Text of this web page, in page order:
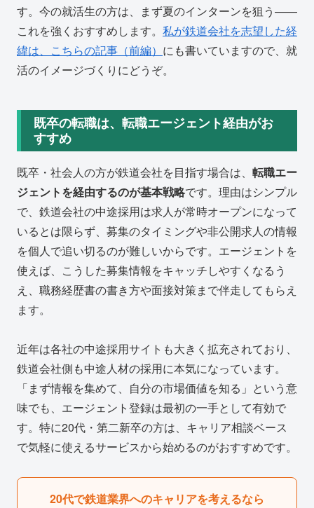
す。今の就活生の方は、まず夏のインターンを狙う——
これを強くおすすめします。 私が鉄道会社を志望した経
緯は、こちらの記事（前編） にも書いていますので、就
活のイメージづくりにどうぞ。
既卒の転職は、転職エージェント経由がお
すすめ
既卒・社会人の方が鉄道会社を目指す場合は、 転職エー
ジェントを経由するのが基本戦略です。理由はシンプル
で、鉄道会社の中途採用は求人が常時オープンになって
いるとは限らず、募集のタイミングや非公開求人の情報
を個人で追い切るのが難しいからです。エージェントを
使えば、こうした募集情報をキャッチしやすくなるう
え、職務経歴書の書き方や面接対策まで伴走してもらえ
ます。
近年は各社の中途採用サイトも大きく拡充されており、
鉄道会社側も中途人材の採用に本気になっています。
「まず情報を集めて、自分の市場価値を知る」という意
味でも、エージェント登録は最初の一手として有効で
す。特に20代・第二新卒の方は、キャリア相談ベース
で気軽に使えるサービスから始めるのがおすすめです。
20代で鉄道業界へのキャリアを考えるなら